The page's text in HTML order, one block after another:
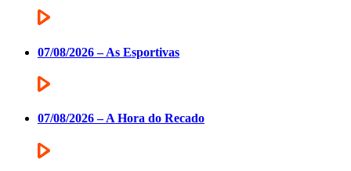
07/08/2026 – As Esportivas
07/08/2026 – A Hora do Recado